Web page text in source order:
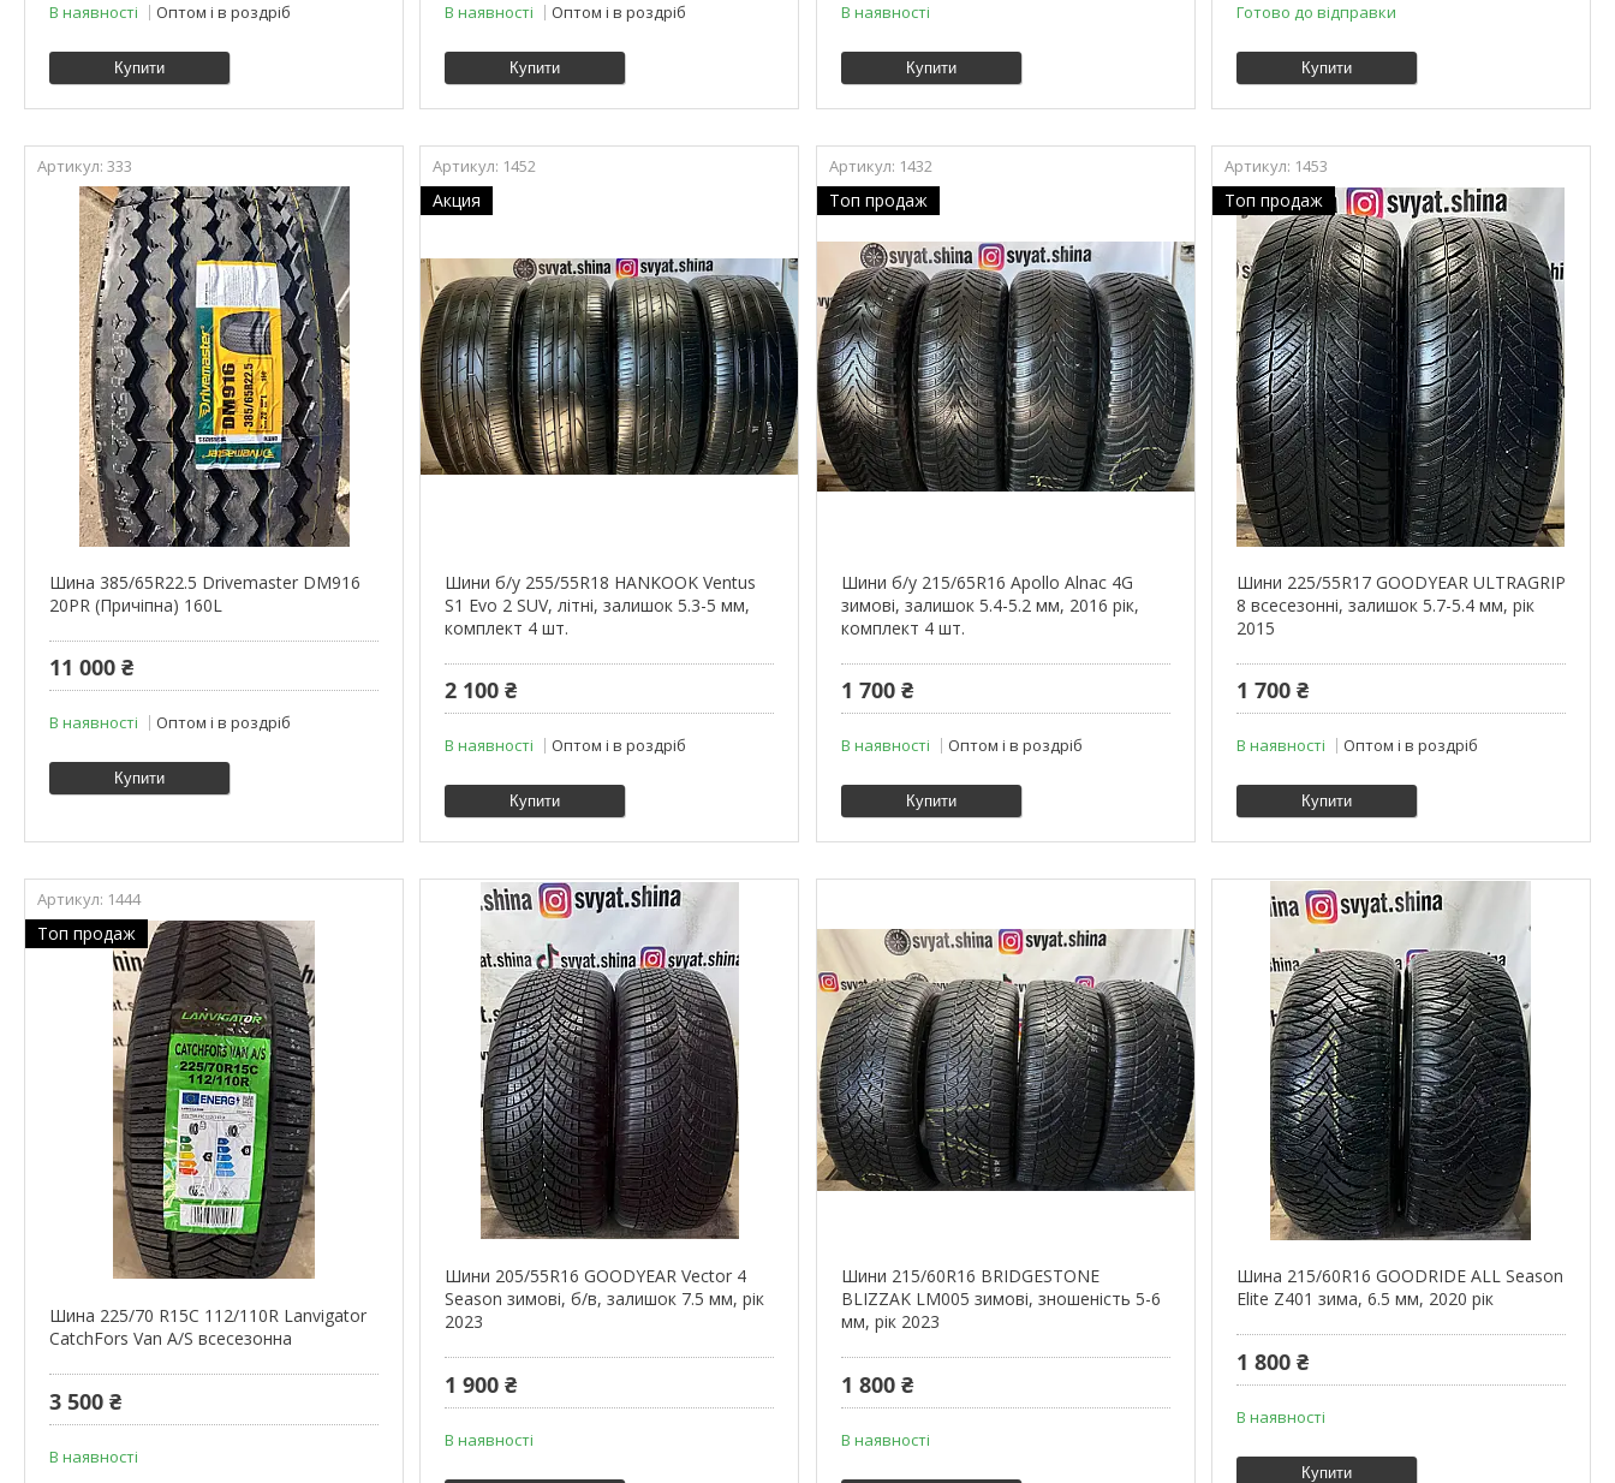
В наявності Оптом і в роздріб
Купити
В наявності Оптом і в роздріб
Купити
В наявності
Купити
Готово до відправки
Купити
333
Шина 385/65R22.5 Drivemaster DM916
20PR (Причіпна) 160L
11 000 ₴
В наявності Оптом і в роздріб
Купити
1452
Акция
Шини б/у 255/55R18 HANKOOK Ventus
S1 Evo 2 SUV, літні, залишок 5.3-5 мм,
комплект 4 шт.
2 100 ₴
В наявності Оптом і в роздріб
Купити
1432
Топ продаж
Шини б/у 215/65R16 Apollo Alnac 4G
зимові, залишок 5.4-5.2 мм, 2016 рік,
комплект 4 шт.
1 700 ₴
В наявності Оптом і в роздріб
Купити
1453
Топ продаж
Шини 225/55R17 GOODYEAR ULTRAGRIP
8 всесезонні, залишок 5.7-5.4 мм, рік
2015
1 700 ₴
В наявності Оптом і в роздріб
Купити
1444
Топ продаж
Шина 225/70 R15C 112/110R Lanvigator
CatchFors Van A/S всесезонна
3 500 ₴
В наявності
Шини 205/55R16 GOODYEAR Vector 4
Season зимові, б/в, залишок 7.5 мм, рік
2023
1 900 ₴
В наявності
Шини 215/60R16 BRIDGESTONE
BLIZZAK LM005 зимові, зношеність 5-6
мм, рік 2023
1 800 ₴
В наявності
Шина 215/60R16 GOODRIDE ALL Season
Elite Z401 зима, 6.5 мм, 2020 рік
1 800 ₴
В наявності
Купити